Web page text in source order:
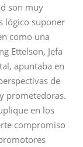
son muy
lógico suponer
como una
Ettelson, Jefa
apuntaba en
de
prometedoras.
en los
compromiso